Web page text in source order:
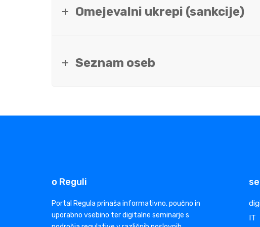
Omejevalni ukrepi (sankcije)
Seznam oseb
o Reguli
Portal Regula prinaša informativno, poučno in
uporabno vsebino ter digitalne seminarje s
IT